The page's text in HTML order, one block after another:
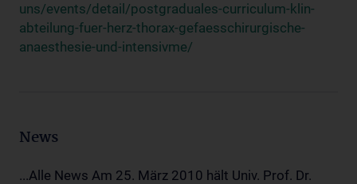
uns/events/detail/postgraduales-curriculum-klin-
abteilung-fuer-herz-thorax-gefaesschirurgische-
anaesthesie-und-intensivme/
News
...Alle News Am 25. März 2010 hält Univ. Prof. Dr.